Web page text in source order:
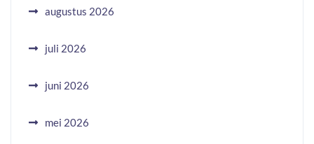
augustus 2026
juli 2026
juni 2026
mei 2026